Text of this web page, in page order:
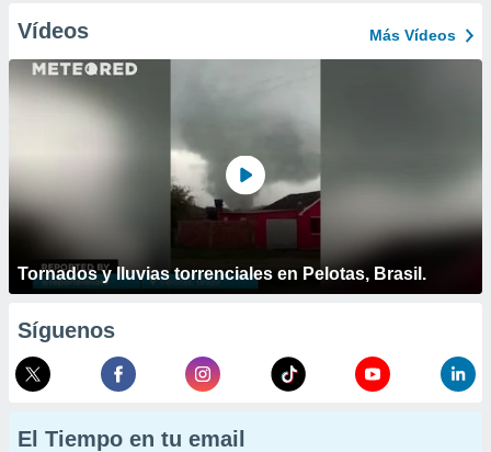
Vídeos Más Vídeos
Tornados y lluvias torrenciales en Pelotas, Brasil.
Síguenos
El Tiempo en tu email